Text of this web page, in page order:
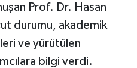
Prof. Dr. Hasan
durumu, akademik
ve yürütülen
bilgi verdi.